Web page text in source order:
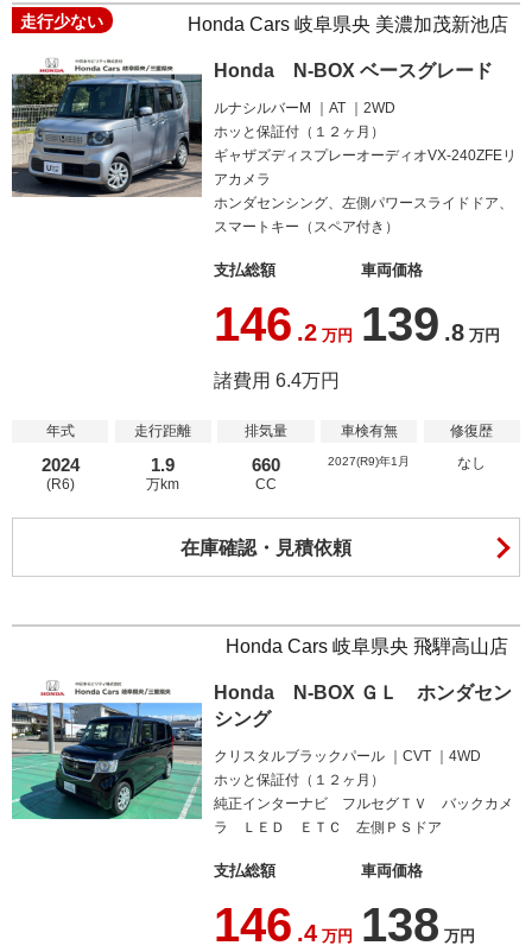
走行少ない Honda Cars 岐阜県央 美濃加茂新池店
Honda N-BOX ベースグレード
ルナシルバーM AT
2WD
ホッと保証付（１２ヶ月）
ギャザズディスプレーオーディオVX-240ZFEリ
アカメラ
ホンダセンシング、左側パワースライドドア、
スマートキー（スペア付き）
支払総額
146 .2 万円
車両価格
139 .8 万円
諸費用 6.4万円
年式
2024
(R6)
走行距離
1.9
万km
排気量
660
CC
車検有無
2027(R9)年1月
修復歴
なし
在庫確認・見積依頼
Honda Cars 岐阜県央 飛騨高山店
Honda N-BOX ＧＬ ホンダセン
シング
クリスタルブラックパール CVT
4WD
ホッと保証付（１２ヶ月）
純正インターナビ フルセグＴＶ バックカメ
ラ ＬＥＤ ＥＴＣ 左側ＰＳドア
支払総額
146 .4 万円
車両価格
138 万円